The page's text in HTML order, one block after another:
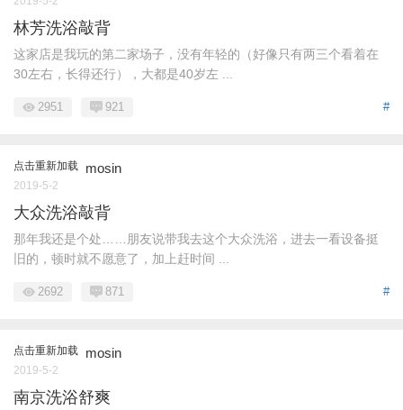
林芳洗浴敲背
这家店是我玩的第二家场子，没有年轻的（好像只有两三个看着在
30左右，长得还行），大都是40岁左 ...
#
2951 921
点击重新加载 mosin
2019-5-2
大众洗浴敲背
那年我还是个处……朋友说带我去这个大众洗浴，进去一看设备挺
旧的，顿时就不愿意了，加上赶时间 ...
#
2692 871
点击重新加载 mosin
2019-5-2
南京洗浴舒爽